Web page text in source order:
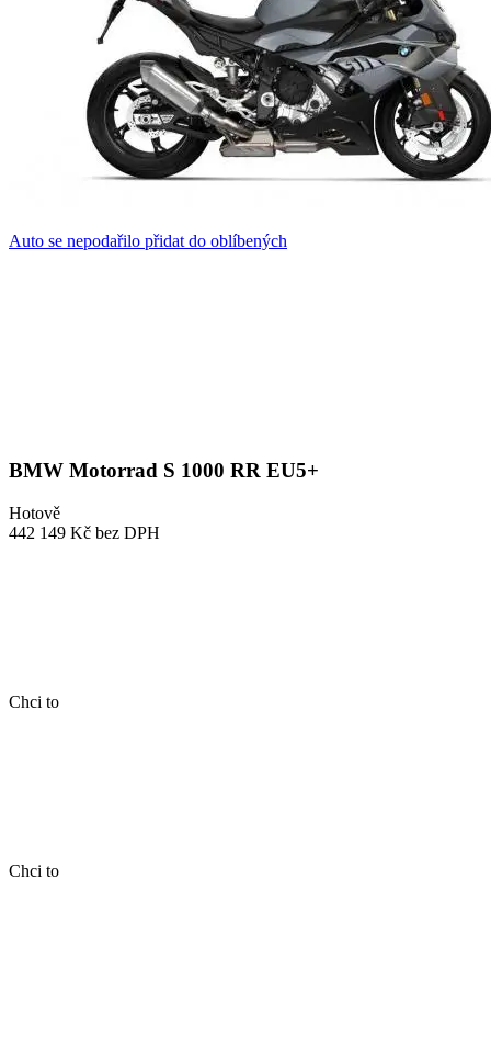
Auto se nepodařilo přidat do oblíbených
BMW Motorrad S 1000 RR EU5+
Hotově
442 149 Kč bez DPH
Chci to
Chci to